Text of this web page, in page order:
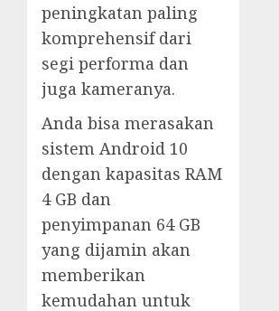
peningkatan paling
komprehensif dari
segi performa dan
juga kameranya.
Anda bisa merasakan
sistem Android 10
dengan kapasitas RAM
4 GB dan
penyimpanan 64 GB
yang dijamin akan
memberikan
kemudahan untuk